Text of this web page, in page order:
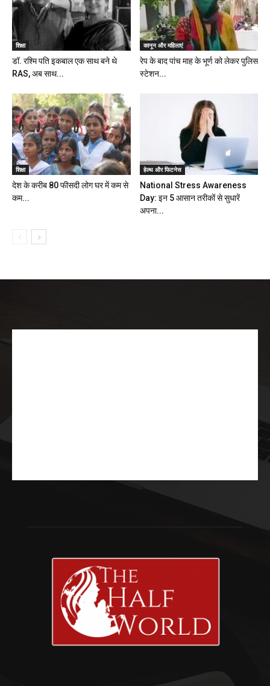
शिक्षा
डॉ. रश्मि पति इकबाल एक साथ बने थे
RAS, अब साथ...
कानून और महिलाएं
रेप के बाद पांच माह के भूर्ण को लेकर पुलिस
स्टेशन...
शिक्षा
देश के करीब 80 फीसदी लोग घर में कम से
कम...
हेल्थ और फिटनेस
National Stress Awareness
Day: इन 5 आसान तरीकों से सुधारें
अपना...